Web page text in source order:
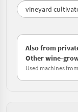
vineyard
Also from
Other wine-
Used machines